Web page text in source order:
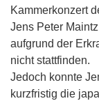
Kammerkonzert
Jens Peter
aufgrund der
nicht stattfinden.
Jedoch konnte
kurzfristig die